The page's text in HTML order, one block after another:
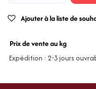
Ajouter à la liste de
Prix de vente au kg
Expédition : 2-3 jours